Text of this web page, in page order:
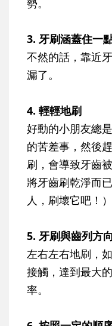
勢。
3. 牙刷涵蓋住一
不然的話，靠近
漏了。
4. 輕輕地刷
好動的小朋友總
的苦差事，然後
刷，會導致牙齒
將牙齒刷乾淨而
人，刷壞它吧！）
5. 牙刷與齒列方
左右左右地刷，
接觸，達到最大
率。